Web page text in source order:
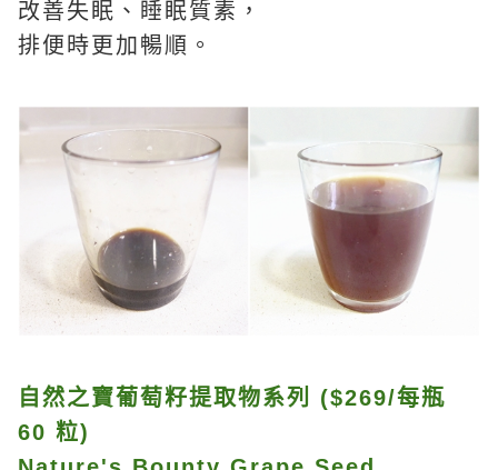
改善失眠、睡眠質素，
排便時更加暢順。
自然之寶葡萄籽提取物系列 ($269/每瓶
60 粒)